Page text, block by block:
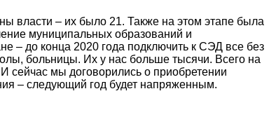
власти – их было 21. Также на этом этапе была
муниципальных образований и
– до конца 2020 года подключить к СЭД все без
больницы. Их у нас больше тысячи. Всего на
сейчас мы договорились о приобретении
– следующий год будет напряженным.